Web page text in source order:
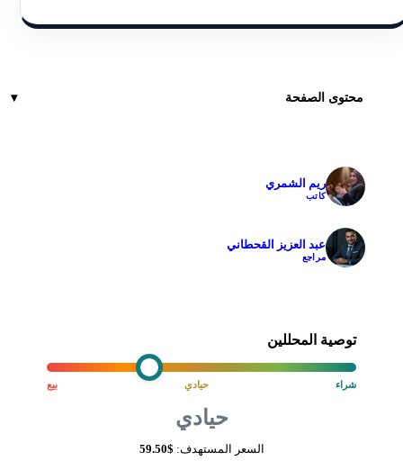
محتوى الصفحة
ريم الشمري
كاتب
عبد العزيز القحطاني
مراجع
توصية المحللين
بيع حيادي شراء
حيادي
السعر المستهدف: $59.50